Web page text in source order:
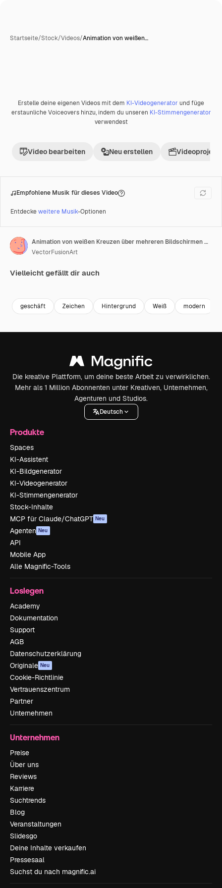
Startseite/Stock/Videos/Animation von weißen…
PremiumKI-generiert
Erstelle deine eigenen Videos mit dem KI-Videogenerator und füge
erstaunliche Voiceovers hinzu, indem du unseren KI-Stimmengenerator
verwendest
Video bearbeiten Neu erstellen Videoprojekt
Empfohlene Musik für dieses Video
Entdeckeweitere Musik-Optionen
Animation von weißen Kreuzen über mehreren Bildschirmen mit Technologie-, Geschäfts- und Freizeit-Videoclips.
VectorFusionArt
Vielleicht gefällt dir auch
geschäft Zeichen Hintergrund Weiß modern
Die kreative Plattform, um deine beste Arbeit zu verwirklichen.
Mehr als 1 Million Abonnenten unter Kreativen, Unternehmen,
Agenturen und Studios.
Deutsch
Produkte
Spaces
KI-Assistent
KI-Bildgenerator
KI-Videogenerator
KI-Stimmengenerator
Stock-Inhalte
MCP für Claude/ChatGPT Neu
Agenten Neu
API
Mobile App
Alle Magnific-Tools
Loslegen
Academy
Dokumentation
Support
AGB
Datenschutzerklärung
Originale Neu
Cookie-Richtlinie
Vertrauenszentrum
Partner
Unternehmen
Unternehmen
Preise
Über uns
Reviews
Karriere
Suchtrends
Blog
Veranstaltungen
Slidesgo
Deine Inhalte verkaufen
Pressesaal
Suchst du nach magnific.ai